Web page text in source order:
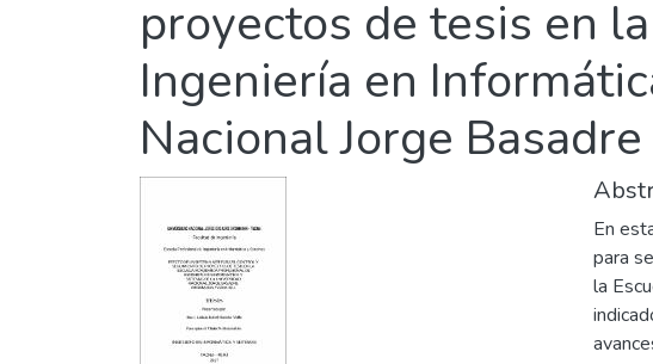
proyectos de tesis en
Ingeniería en
Nacional Jorge
En
para
la